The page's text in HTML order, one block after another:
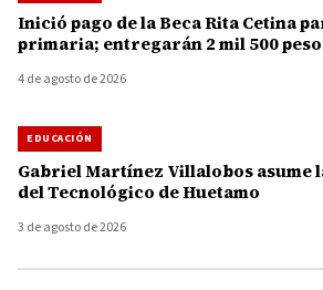
Inició pago de la Beca Rita Cetina
primaria; entregarán 2 mil 500
4 de agosto de 2026
EDUCACIÓN
Gabriel Martínez Villalobos asume
del Tecnológico de Huetamo
3 de agosto de 2026